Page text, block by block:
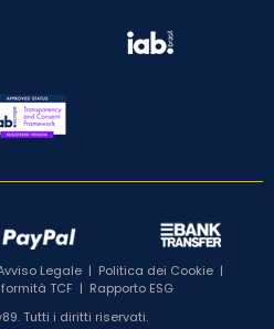
Legale | Politica dei Cookie |
TCF| Rapporto ESG
Tutti i diritti riservati.